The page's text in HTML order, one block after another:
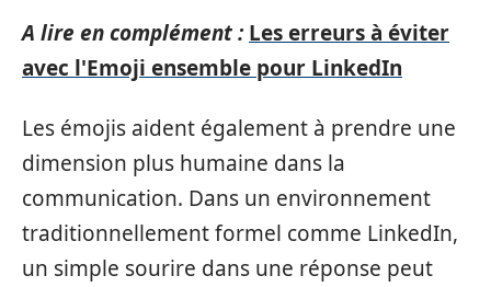
A lire en complément : Les erreurs à éviter
avec l'Emoji ensemble pour LinkedIn
Les émojis aident également à prendre une
dimension plus humaine dans la
communication. Dans un environnement
traditionnellement formel comme LinkedIn,
un simple sourire dans une réponse peut